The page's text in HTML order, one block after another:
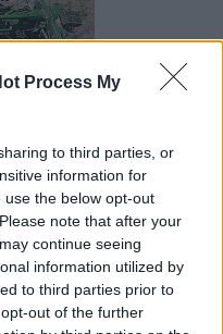
Process My
to third parties, or
information for
the below opt-out
note that after your
continue seeing
information utilized by
to third parties prior to
out of the further
delle ferite riportate.
in località Casenovole, a
sembra che l'uomo